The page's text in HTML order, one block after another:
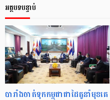
អត្ថបទបន្ទាប់
បារាំងចាត់ទុកកម្ពុជាជាដៃគូនាំមុខគេ